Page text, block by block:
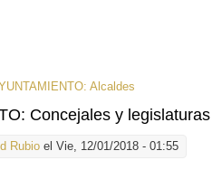
Alcaldes
Concejales y legislaturas
Rubio el Vie, 12/01/2018 - 01:55